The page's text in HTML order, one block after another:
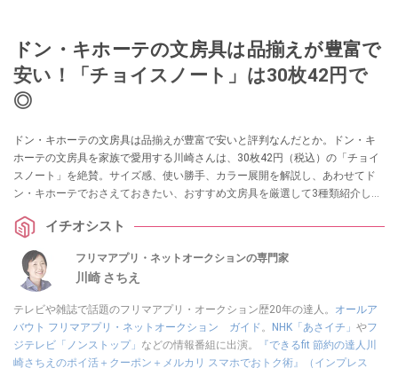
ドン・キホーテの文房具は品揃えが豊富で
安い！「チョイスノート」は30枚42円で
◎
ドン・キホーテの文房具は品揃えが豊富で安いと評判なんだとか。ドン・キ
ホーテの文房具を家族で愛用する川崎さんは、30枚42円（税込）の「チョイ
スノート」を絶賛。サイズ感、使い勝手、カラー展開を解説し、あわせてド
ン・キホーテでおさえておきたい、おすすめ文房具を厳選して3種類紹介しま
イチオシスト
フリマアプリ・ネットオークションの専門家
川崎 さちえ
テレビや雑誌で話題のフリマアプリ・オークション歴20年の達人。 オールア
バウト フリマアプリ・ネットオークション ガイド 。 NHK「あさイチ」 やフ
ジテレビ「ノンストップ」 などの情報番組に出演。
『できるfit 節約の達人川
崎さちえのポイ活＋クーポン＋メルカリ スマホでおトク術』（インプレス